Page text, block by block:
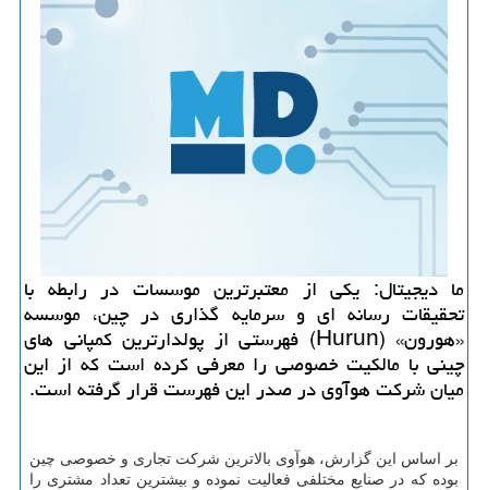
ما دیجیتال: یکی از معتبرترین موسسات در رابطه با
تحقیقات رسانه ای و سرمایه گذاری در چین، موسسه
«هورون» (Hurun) فهرستی از پولدارترین کمپانی های
چینی با مالکیت خصوصی را معرفی کرده است که از این
میان شرکت هوآوی در صدر این فهرست قرار گرفته است.
بر اساس این گزارش، هوآوی بالاترین شرکت تجاری و خصوصی چین
بوده که در صنایع مختلفی فعالیت نموده و بیشترین تعداد مشتری را